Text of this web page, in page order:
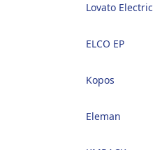
Lovato Electric
ELCO EP
Kopos
Eleman